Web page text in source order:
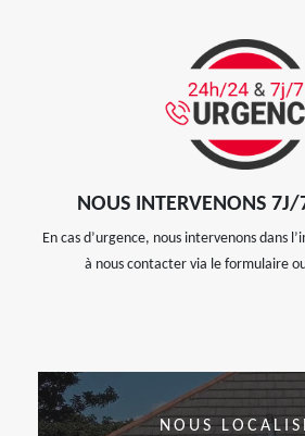
NOUS INTERVENONS
En cas d’urgence, nous intervenons dans
à nous contacter via le formulaire
NOUS